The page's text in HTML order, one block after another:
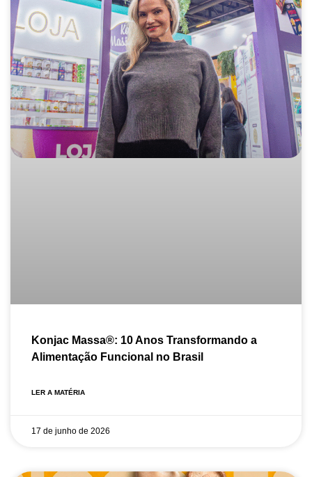
Konjac Massa®: 10 Anos Transformando a
Alimentação Funcional no Brasil
LER A MATÉRIA
17 de junho de 2026